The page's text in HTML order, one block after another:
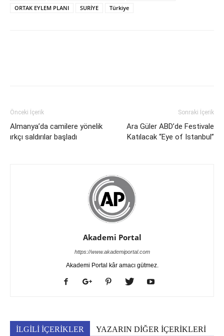
ORTAK EYLEM PLANI SURİYE Türkiye
Önceki İçerik
Almanya’da camilere yönelik
ırkçı saldırılar başladı
Sonraki İçerik
Ara Güler ABD’de Festivale
Katılacak “Eye of Istanbul”
Akademi Portal
https://www.akademiportal.com
Akademi Portal kâr amacı gütmez.
İLGİLİ İÇERİKLER YAZARIN DİĞER İÇERİKLERİ